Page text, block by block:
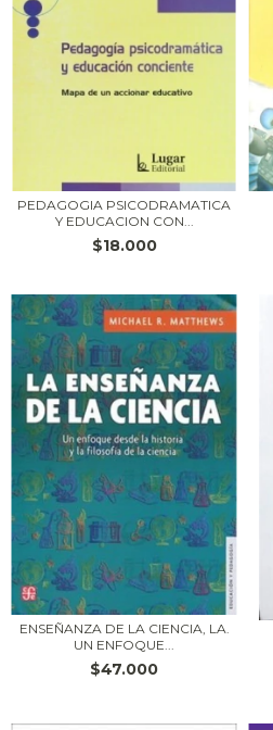
PEDAGOGIA PSICODRAMATICA
Y EDUCACION CON...
$18.000
ENSEÑANZA DE LA CIENCIA, LA.
UN ENFOQUE...
$47.000